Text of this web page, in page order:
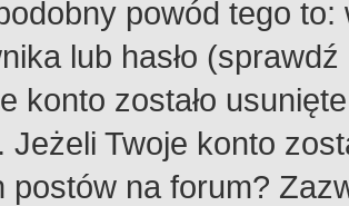
powód tego to:
lub hasło
konto zostało
Jeżeli Twoje konto
postów na forum?